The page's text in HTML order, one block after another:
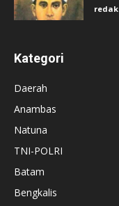
Kategori
Daerah
Anambas
Natuna
TNI-POLRI
Batam
Bengkalis